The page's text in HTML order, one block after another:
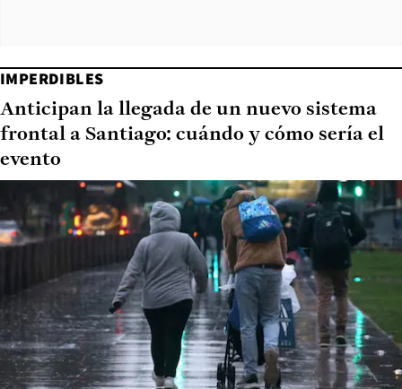
IMPERDIBLES
Anticipan la llegada de un nuevo sistema
frontal a Santiago: cuándo y cómo sería el
evento